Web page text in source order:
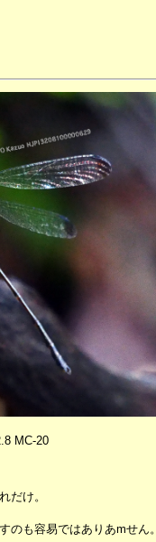
MC-20
だけ。
のも容易ではありあmせん